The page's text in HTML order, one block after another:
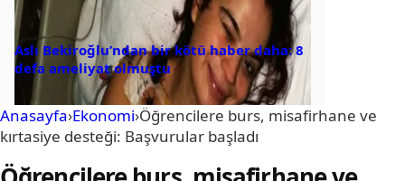
Aslı Bekiroğlu’ndan bir kötü haber daha: 8
defa ameliyat olmuştu
Anasayfa›Ekonomi›Öğrencilere burs, misafirhane ve
kırtasiye desteği: Başvurular başladı